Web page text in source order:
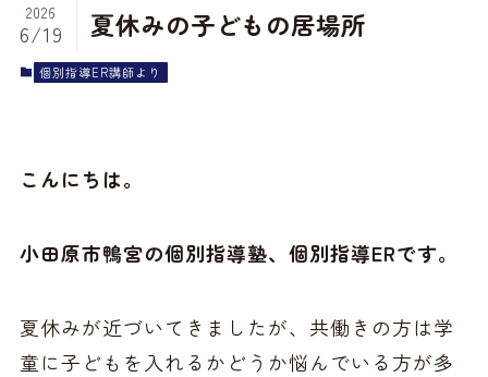
夏休みの子どもの居場所
2026
6/19
個別指導ER講師より
こんにちは。
小田原市鴨宮の個別指導塾、個別指導ERです。
夏休みが近づいてきましたが、共働きの方は学
童に子どもを入れるかどうか悩んでいる方が多